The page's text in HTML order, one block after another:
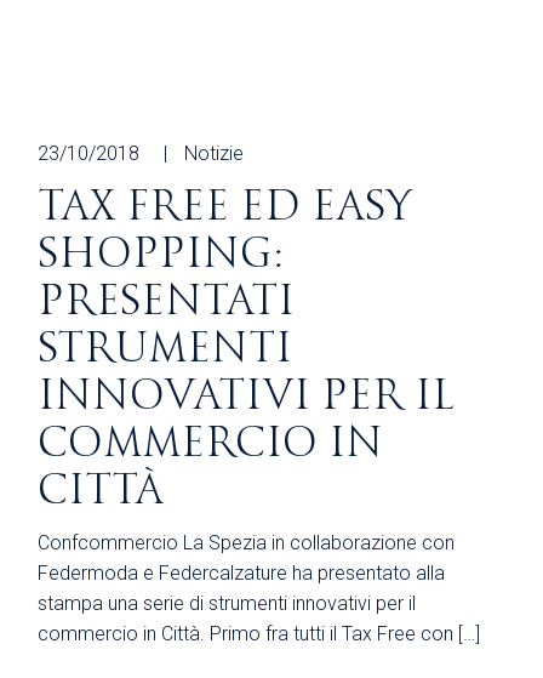
23/10/2018 Notizie
TAX FREE ED EASY
SHOPPING:
PRESENTATI
STRUMENTI
INNOVATIVI PER IL
COMMERCIO IN
CITTÀ
Confcommercio La Spezia in collaborazione con
Federmoda e Federcalzature ha presentato alla
stampa una serie di strumenti innovativi per il
commercio in Città. Primo fra tutti il Tax Free con […]